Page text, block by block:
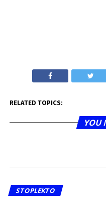
RELATED TOPICS:
YOU
STOPLEKTO